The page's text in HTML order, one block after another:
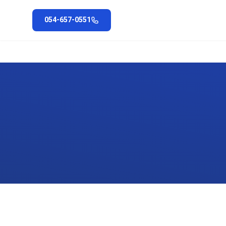
054-657-0551